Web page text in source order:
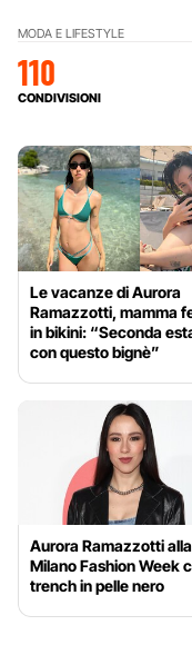
MODA E LIFESTYLE
110
CONDIVISIONI
Le vacanze di Aurora
Ramazzotti, mamma
in bikini: “Seconda
con questo bignè”
Aurora Ramazzotti alla
Milano Fashion Week
trench in pelle nero